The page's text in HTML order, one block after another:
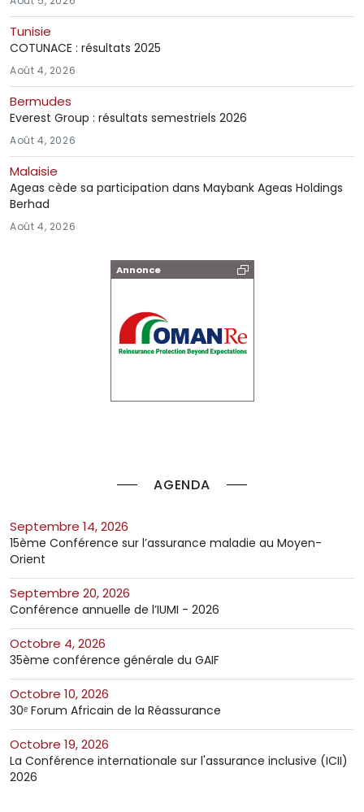
Annonce
AGENDA
septembre 14, 2026
15ème Conférence sur l’assurance maladie au Moyen-
Orient
septembre 20, 2026
Conférence annuelle de l’IUMI - 2026
octobre 4, 2026
35ème conférence générale du GAIF
octobre 10, 2026
30ᵉ Forum Africain de la Réassurance
octobre 19, 2026
La Conférence internationale sur l'assurance inclusive (ICII)
2026
Tunisie
COTUNACE : résultats 2025
Août 4, 2026
Bermudes
Everest Group : résultats semestriels 2026
Août 4, 2026
Malaisie
Ageas cède sa participation dans Maybank Ageas Holdings
Berhad
Août 4, 2026